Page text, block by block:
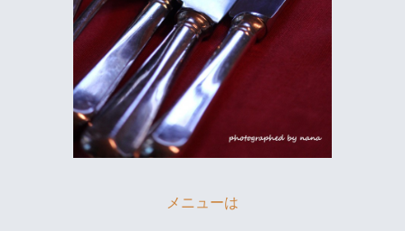
メニューは